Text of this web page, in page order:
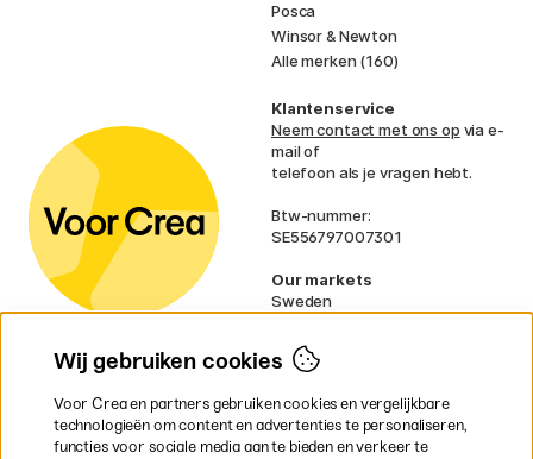
Posca
Winsor & Newton
Alle merken (160)
Klantenservice
Neem contact met ons op via e-
mail of
telefoon als je vragen hebt.
Btw-nummer:
SE556797007301
Our markets
Sweden
Denmark
Finland
Ireland
Germany
UK
Wij gebruiken cookies
Voor Crea en partners gebruiken cookies en vergelijkbare
technologieën om content en advertenties te personaliseren,
functies voor sociale media aan te bieden en verkeer te